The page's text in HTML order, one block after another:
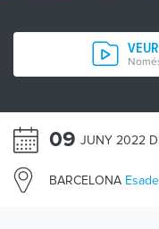
09 JUNY 2022
BARCELONA